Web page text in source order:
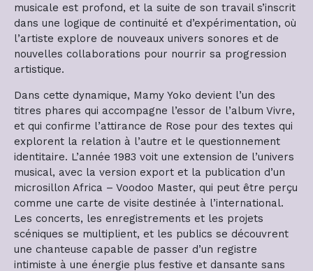
musicale est profond, et la suite de son travail s’inscrit
dans une logique de continuité et d’expérimentation, où
l’artiste explore de nouveaux univers sonores et de
nouvelles collaborations pour nourrir sa progression
artistique.
Dans cette dynamique, Mamy Yoko devient l’un des
titres phares qui accompagne l’essor de l’album Vivre,
et qui confirme l’attirance de Rose pour des textes qui
explorent la relation à l’autre et le questionnement
identitaire. L’année 1983 voit une extension de l’univers
musical, avec la version export et la publication d’un
microsillon Africa – Voodoo Master, qui peut être perçu
comme une carte de visite destinée à l’international.
Les concerts, les enregistrements et les projets
scéniques se multiplient, et les publics se découvrent
une chanteuse capable de passer d’un registre
intimiste à une énergie plus festive et dansante sans